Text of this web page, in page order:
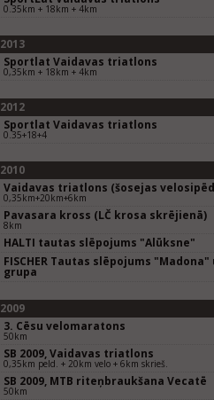
0.35km + 18km + 4km
2013
Sportlat Vaidavas triatlons
0,35km + 18km + 4km
2012
Sportlat Vaidavas triatlons
0.35+18+4
2010
Vaidavas triatlons (šosejas
0,35km+20km+6km
Pavasara kross (LČ krosa skrējienā)
8km
HALTI tautas slēpojums "Alūksne"
FISCHER Tautas slēpojums
grupa
2009
3. Cēsu velomaratons
50km
SB 2009, Vaidavas triatlons
0,35km peld. + 20km velo + 6km skrieš.
SB 2009, MTB riteņbraukšana Vecatē
50km